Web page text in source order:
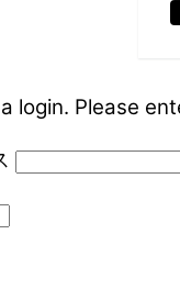
login. Please